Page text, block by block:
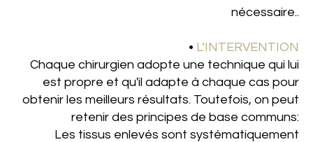
nécessaire..
• L’INTERVENTION
Chaque chirurgien adopte une technique qui lui
est propre et qu'il adapte à chaque cas pour
obtenir les meilleurs résultats. Toutefois, on peut
retenir des principes de base communs:
Les tissus enlevés sont systématiquement